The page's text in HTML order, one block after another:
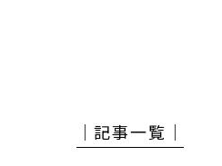
│記事一覧│